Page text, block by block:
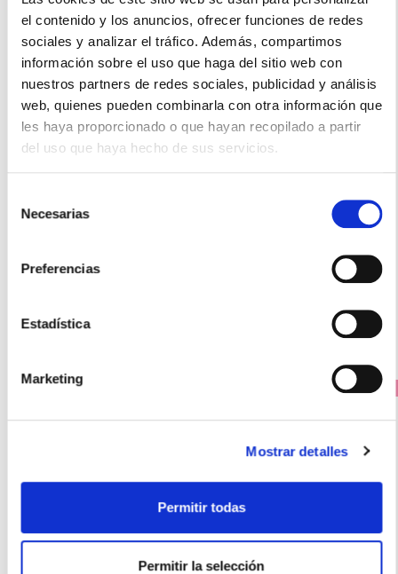
el contenido y los anuncios, ofrecer funciones de redes
sociales y analizar el tráfico. Además, compartimos
información sobre el uso que haga del sitio web con
nuestros partners de redes sociales, publicidad y análisis
web, quienes pueden combinarla con otra información que
les haya proporcionado o que hayan recopilado a partir
del uso que haya hecho de sus servicios.
Necesarias
Preferencias
Estadística
Marketing
Mostrar detalles
Permitir todas
Permitir la selección
11.25€
7,95€